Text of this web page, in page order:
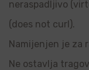
neraspadljivo
(does not curl).
Namijenjen je za
Ne ostavlja